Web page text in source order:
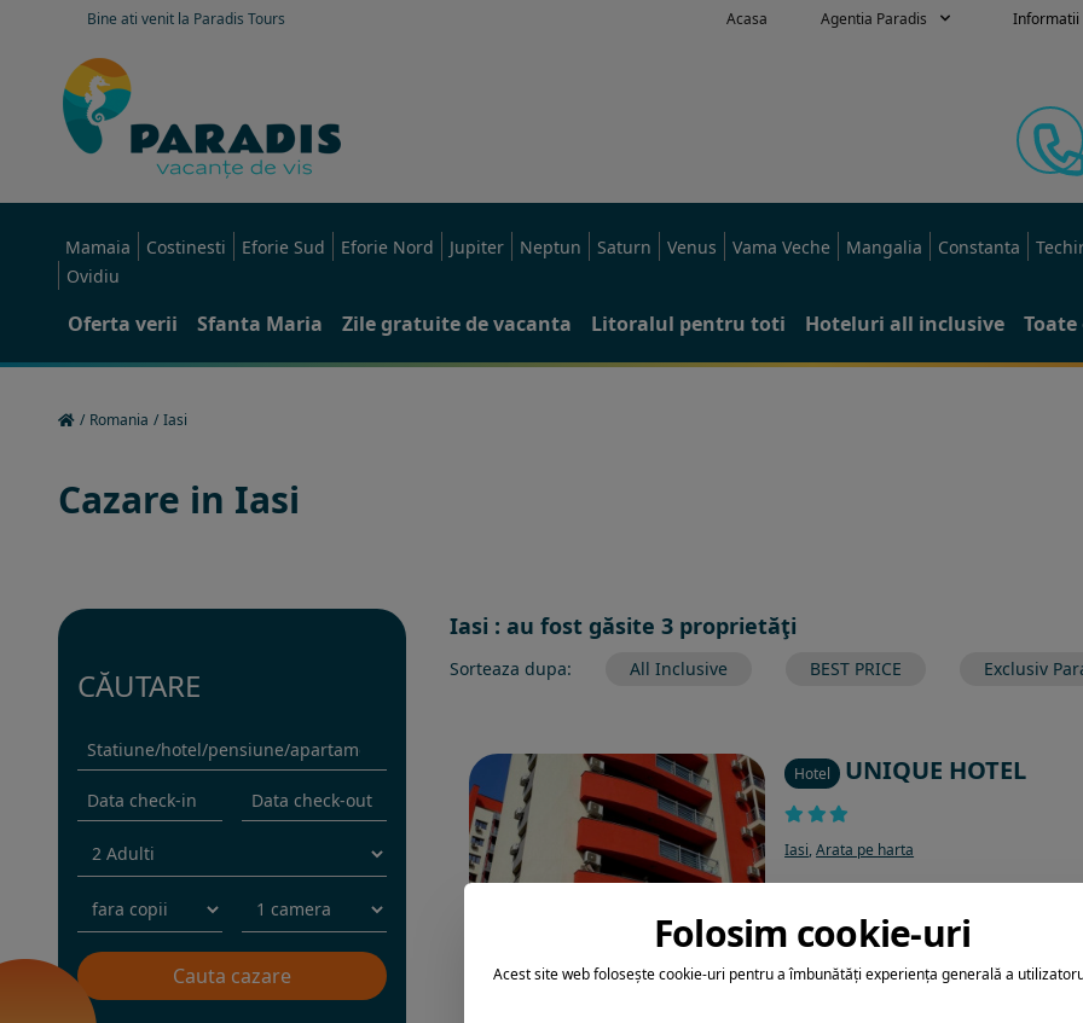
Bine ati venit la Paradis Tours Acasa Agentia Paradis Informatii
Mamaia Costinesti Eforie Sud Eforie Nord Jupiter Neptun Saturn Venus Vama Veche Mangalia Constanta
Ovidiu
Oferta verii Sfanta Maria Zile gratuite de vacanta Litoralul pentru toti Hoteluri all inclusive
/ Romania / Iasi
Cazare in Iasi
CĂUTARE
Iasi : au fost găsite 3 proprietăţi
Sorteaza dupa: All Inclusive BEST PRICE Exclusiv
Hotel UNIQUE HOTEL
Iasi,Arata pe harta
Folosim cookie-uri
Acest site web folosește cookie-uri pentru a îmbunătăți experiența generală a